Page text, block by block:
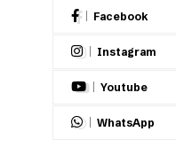
Facebook
Instagram
Youtube
WhatsApp